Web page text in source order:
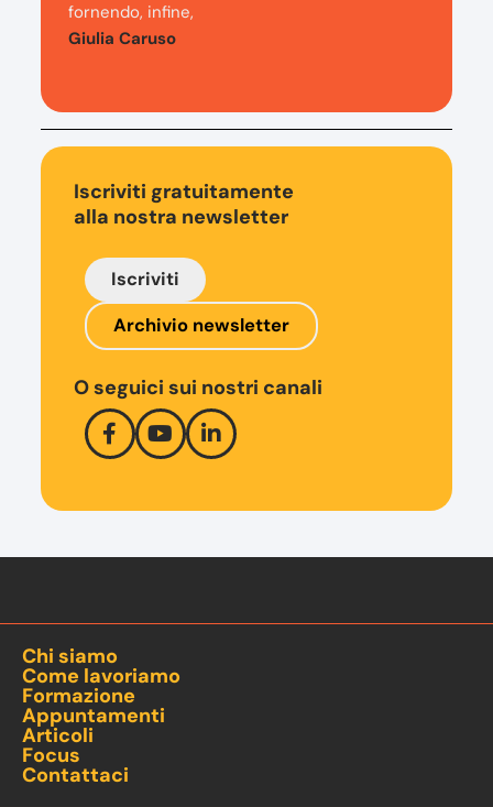
fornendo, infine,
Giulia Caruso
Iscriviti gratuitamente
alla nostra newsletter
Iscriviti
Archivio newsletter
O seguici sui nostri canali
Chi siamo
Come lavoriamo
Formazione
Appuntamenti
Articoli
Focus
Contattaci